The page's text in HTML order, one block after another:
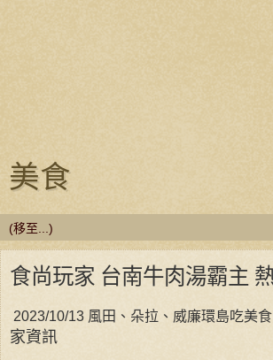
美食
食尚玩家 台南牛肉湯霸主
2023/10/13 風田、朵拉、威廉環島吃美食
家資訊